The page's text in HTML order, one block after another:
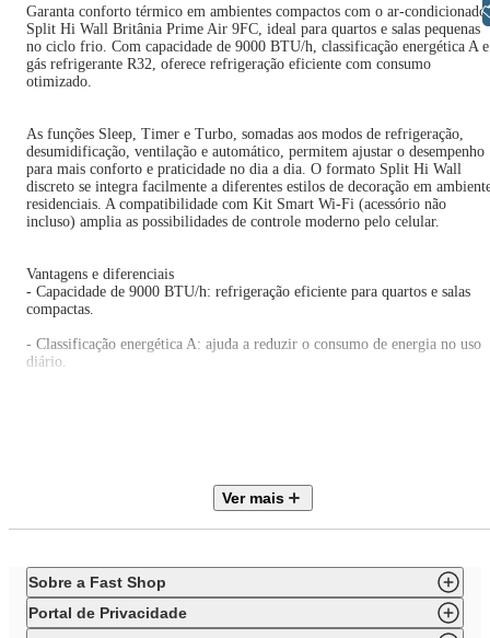
Garanta conforto térmico em ambientes compactos com o ar-condicionado
Split Hi Wall Britânia Prime Air 9FC, ideal para quartos e salas pequenas
no ciclo frio. Com capacidade de 9000 BTU/h, classificação energética A e
gás refrigerante R32, oferece refrigeração eficiente com consumo
otimizado.
As funções Sleep, Timer e Turbo, somadas aos modos de refrigeração,
desumidificação, ventilação e automático, permitem ajustar o desempenho
para mais conforto e praticidade no dia a dia. O formato Split Hi Wall
discreto se integra facilmente a diferentes estilos de decoração em
residenciais. A compatibilidade com Kit Smart Wi-Fi (acessório não
incluso) amplia as possibilidades de controle moderno pelo celular.
Vantagens e diferenciais
- Capacidade de 9000 BTU/h: refrigeração eficiente para quartos e salas
compactas.
- Classificação energética A: ajuda a reduzir o consumo de energia no uso
diário.
- 4 modos de operação: refrigeração, desumidificação, ventilação e
com acessório adequado.
Observações importantes
Ver mais
Sobre a Fast Shop
Portal de Privacidade
Libras